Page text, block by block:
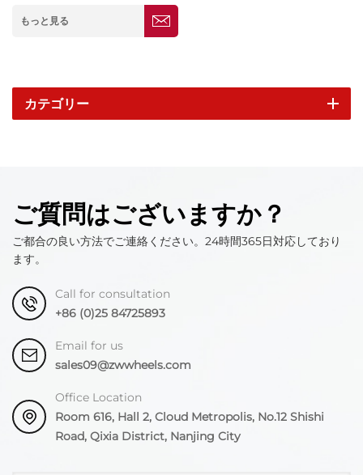
もっと見る
カテゴリー
ご質問はございますか？
ご都合の良い方法でご連絡ください。24時間365日対応しており
ます。
Call for consultation
+86 (0)25 84725893
Email for us
sales09@zwwheels.com
Office Location
Room 616, Hall 2, Cloud Metropolis, No.12 Shishi
Road, Qixia District, Nanjing City